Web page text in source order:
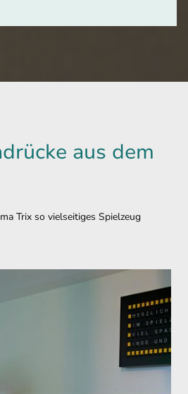
aus dem
Trix so vielseitiges Spielzeug